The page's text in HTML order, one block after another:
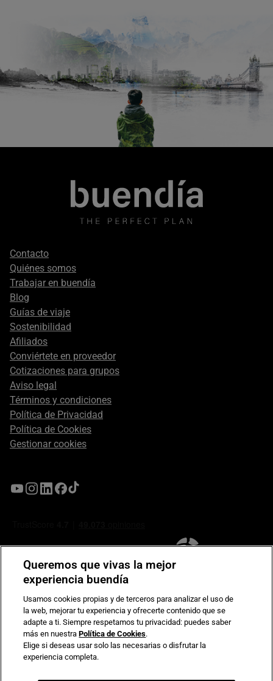
Footer
secondary
Contacto
Quiénes somos
Trabajar en buendía
Blog
Guías de viaje
Sostenibilidad
Afiliados
Conviértete en proveedor
Cotizaciones para grupos
Aviso legal
Términos y condiciones
Política de Privacidad
Política de Cookies
Gestionar cookies
Compromiso de seguridad en pagos electrónicos
Queremos que vivas la mejor
experiencia buendía
Usamos cookies propias y de terceros para analizar el uso de
la web, mejorar tu experiencia y ofrecerte contenido que se
adapte a ti. Siempre respetamos tu privacidad: puedes saber
más en nuestraPolítica de Cookies.
Elige si deseas usar solo las necesarias o disfrutar la
experiencia completa.